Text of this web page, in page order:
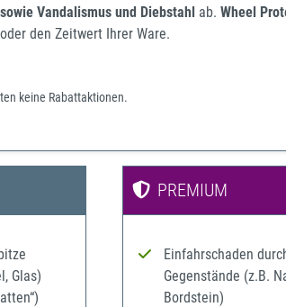
Vandalismus und Diebstahl ab. Wheel
den Zeitwert Ihrer Ware.
keine Rabattaktionen.
Glas)
PREMIUM
Einfahrschaden
Gegenstände (z.B.
Bordstein)